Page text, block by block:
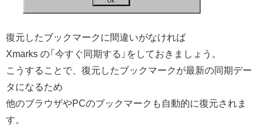
復元したブックマークに間違いがなければ
Xmarks の「今すぐ同期する」をしておきましょう。
こうすることで、復元したブックマークが最新の同期デー
タになるため
他のブラウザやPCのブックマークも自動的に復元されま
す。